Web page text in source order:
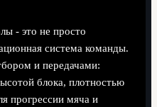
- это не просто
система команды.
и передачами:
блока, плотностью
прогрессии мяча и